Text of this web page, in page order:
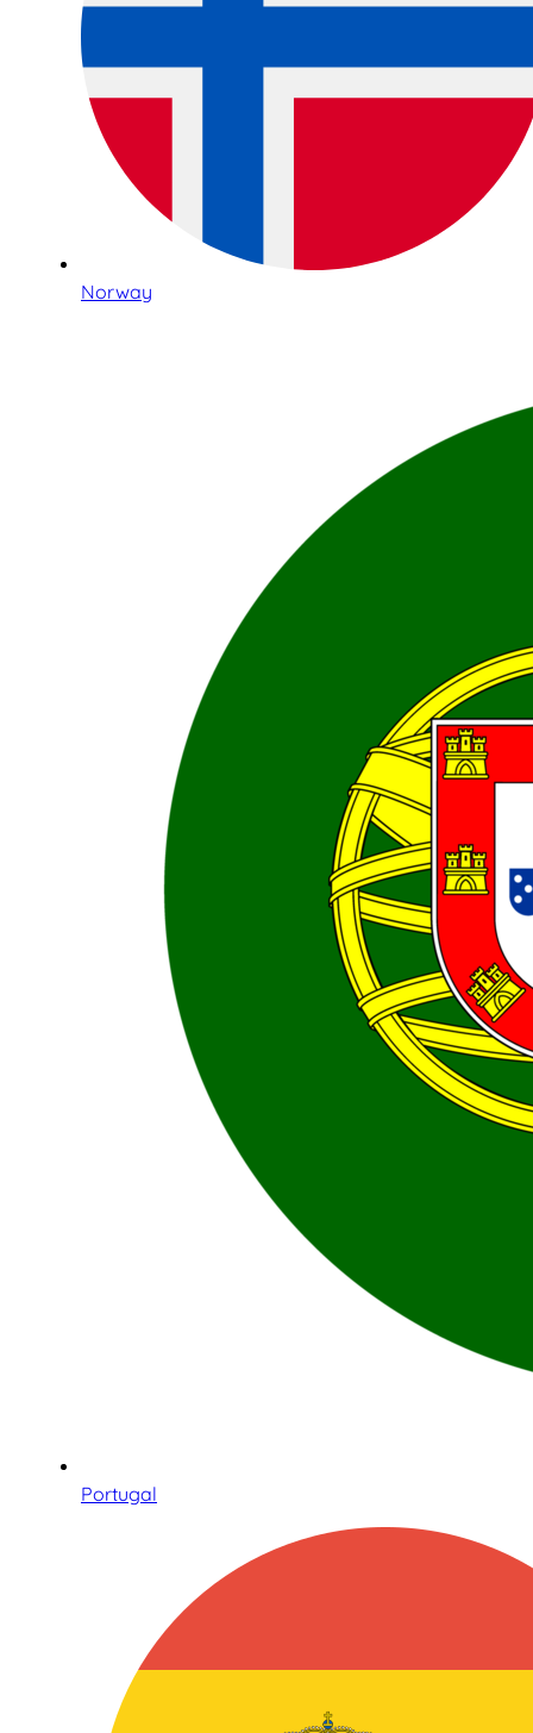
Norway
Portugal